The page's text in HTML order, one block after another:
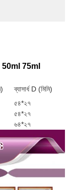
50ml 75ml
ব্যাসার্ধ D (মিমি)
৫৪*২৭
৫৪*২৭
৬৪*২৭